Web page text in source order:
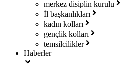
merkez disiplin kurulu
İl başkanlıkları
kadın kolları
gençlik kolları
temsilcilikler
Haberler